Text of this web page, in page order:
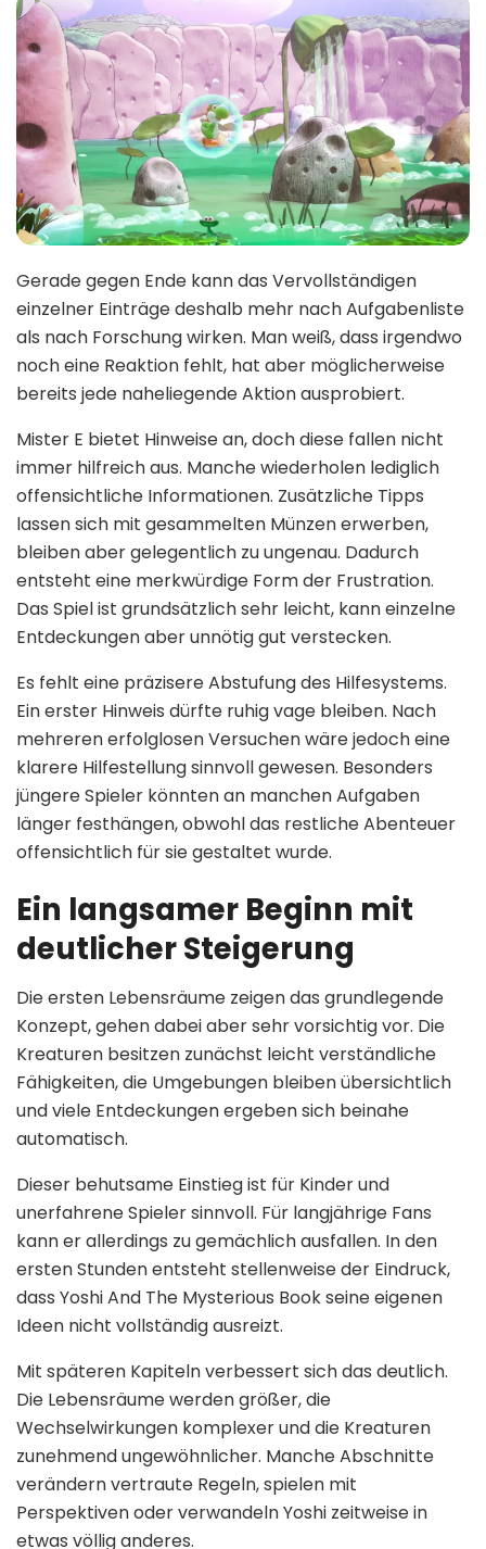
Gerade gegen Ende kann das Vervollständigen
einzelner Einträge deshalb mehr nach Aufgabenliste
als nach Forschung wirken. Man weiß, dass irgendwo
noch eine Reaktion fehlt, hat aber möglicherweise
bereits jede naheliegende Aktion ausprobiert.
Mister E bietet Hinweise an, doch diese fallen nicht
immer hilfreich aus. Manche wiederholen lediglich
offensichtliche Informationen. Zusätzliche Tipps
lassen sich mit gesammelten Münzen erwerben,
bleiben aber gelegentlich zu ungenau. Dadurch
entsteht eine merkwürdige Form der Frustration.
Das Spiel ist grundsätzlich sehr leicht, kann einzelne
Entdeckungen aber unnötig gut verstecken.
Es fehlt eine präzisere Abstufung des Hilfesystems.
Ein erster Hinweis dürfte ruhig vage bleiben. Nach
mehreren erfolglosen Versuchen wäre jedoch eine
klarere Hilfestellung sinnvoll gewesen. Besonders
jüngere Spieler könnten an manchen Aufgaben
länger festhängen, obwohl das restliche Abenteuer
offensichtlich für sie gestaltet wurde.
Ein langsamer Beginn mit
deutlicher Steigerung
Die ersten Lebensräume zeigen das grundlegende
Konzept, gehen dabei aber sehr vorsichtig vor. Die
Kreaturen besitzen zunächst leicht verständliche
Fähigkeiten, die Umgebungen bleiben übersichtlich
und viele Entdeckungen ergeben sich beinahe
automatisch.
Dieser behutsame Einstieg ist für Kinder und
unerfahrene Spieler sinnvoll. Für langjährige Fans
kann er allerdings zu gemächlich ausfallen. In den
ersten Stunden entsteht stellenweise der Eindruck,
dass Yoshi And The Mysterious Book seine eigenen
Ideen nicht vollständig ausreizt.
Mit späteren Kapiteln verbessert sich das deutlich.
Die Lebensräume werden größer, die
Wechselwirkungen komplexer und die Kreaturen
zunehmend ungewöhnlicher. Manche Abschnitte
verändern vertraute Regeln, spielen mit
Perspektiven oder verwandeln Yoshi zeitweise in
etwas völlig anderes.